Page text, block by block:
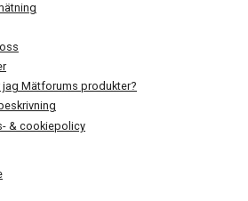
jag Mätforums produkter?
& cookiepolicy